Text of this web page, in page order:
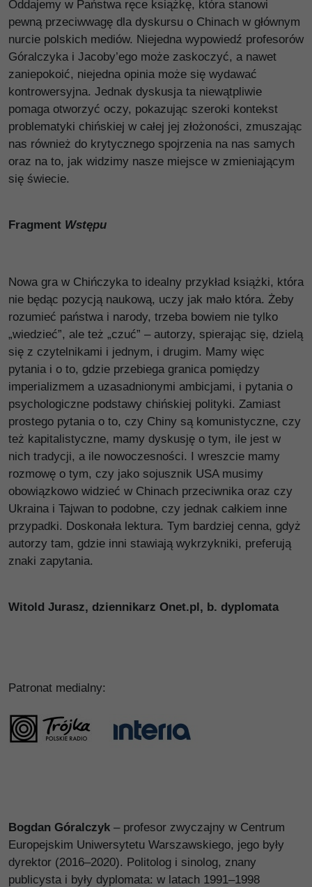
Oddajemy w Państwa ręce książkę, która stanowi
pewną przeciwwagę dla dyskursu o Chinach w głównym
nurcie polskich mediów. Niejedna wypowiedź profesorów
Góralczyka i Jacoby’ego może zaskoczyć, a nawet
zaniepokoić, niejedna opinia może się wydawać
kontrowersyjna. Jednak dyskusja ta niewątpliwie
pomaga otworzyć oczy, pokazując szeroki kontekst
problematyki chińskiej w całej jej złożoności, zmuszając
nas również do krytycznego spojrzenia na nas samych
oraz na to, jak widzimy nasze miejsce w zmieniającym
się świecie.
Fragment Wstępu
Nowa gra w Chińczyka to idealny przykład książki, która
nie będąc pozycją naukową, uczy jak mało która. Żeby
rozumieć państwa i narody, trzeba bowiem nie tylko
„wiedzieć”, ale też „czuć” – autorzy, spierając się, dzielą
się z czytelnikami i jednym, i drugim. Mamy więc
pytania i o to, gdzie przebiega granica pomiędzy
imperializmem a uzasadnionymi ambicjami, i pytania o
psychologiczne podstawy chińskiej polityki. Zamiast
prostego pytania o to, czy Chiny są komunistyczne, czy
też kapitalistyczne, mamy dyskusję o tym, ile jest w
nich tradycji, a ile nowoczesności. I wreszcie mamy
rozmowę o tym, czy jako sojusznik USA musimy
obowiązkowo widzieć w Chinach przeciwnika oraz czy
Ukraina i Tajwan to podobne, czy jednak całkiem inne
przypadki. Doskonała lektura. Tym bardziej cenna, gdyż
autorzy tam, gdzie inni stawiają wykrzykniki, preferują
znaki zapytania.
Witold Jurasz, dziennikarz Onet.pl, b. dyplomata
Patronat medialny:
Bogdan Góralczyk – profesor zwyczajny w Centrum
Europejskim Uniwersytetu Warszawskiego, jego były
dyrektor (2016–2020). Politolog i sinolog, znany
publicysta i były dyplomata: w latach 1991–1998